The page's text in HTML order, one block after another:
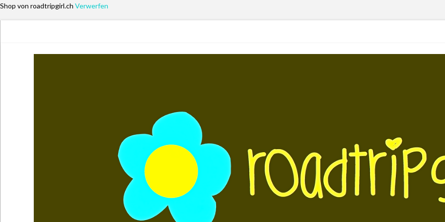
Shop von roadtripgirl.ch Verwerfen